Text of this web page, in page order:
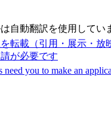
自動翻訳を使用してい
転載（引用・展示・放
が必要です
need you to make an